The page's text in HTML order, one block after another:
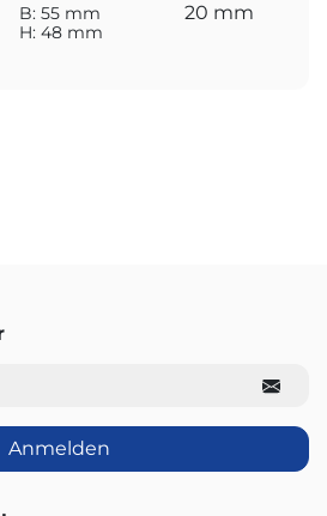
B: 55 mm
H: 48 mm
20 mm
Anmelden